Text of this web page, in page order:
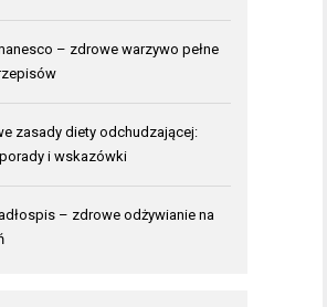
– zdrowe warzywo pełne
zasady diety odchudzającej:
i wskazówki
– zdrowe odżywianie na